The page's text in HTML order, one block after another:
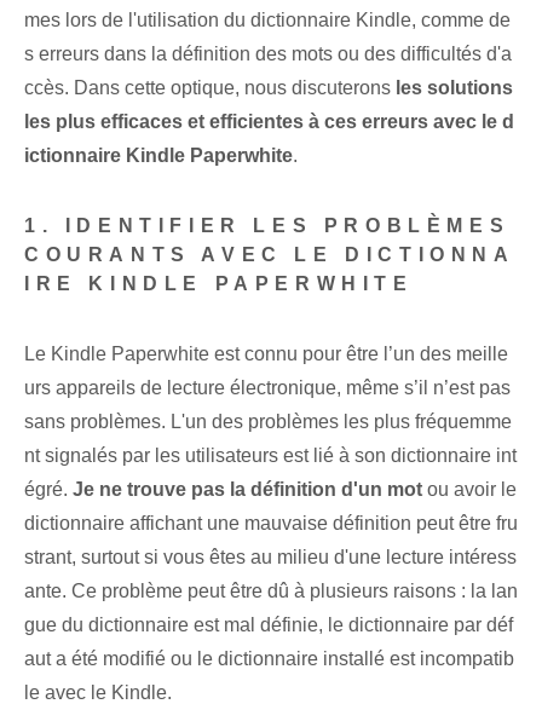
mes lors de l'utilisation du dictionnaire Kindle, comme de
s erreurs dans la définition des mots ou des difficultés d'a
ccès. Dans cette optique, nous discuterons les solutions
les plus efficaces et efficientes à ces erreurs avec le d
ictionnaire Kindle ⁣Paperwhite.
1. IDENTIFIER LES PROBLÈMES
COURANTS AVEC LE DICTIONNA
IRE KINDLE PAPERWHITE⁣
Le Kindle‍ Paperwhite est connu pour être l’un des meille
urs appareils de lecture électronique, même s’il n’est pas
sans problèmes. L'un des problèmes les plus fréquemme
nt signalés par les utilisateurs est lié à son dictionnaire int
égré. Je ne trouve pas la définition d'un mot ou avoir le
dictionnaire affichant une mauvaise définition peut être fru
strant, surtout si vous êtes au milieu d'une lecture intéress
ante. Ce problème⁢ peut être dû à plusieurs raisons : la lan
gue du dictionnaire⁢ est mal définie, le dictionnaire par déf
aut a été modifié ou le dictionnaire installé est⁤ incompatib
le avec le Kindle.